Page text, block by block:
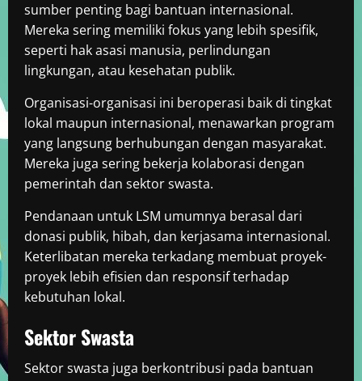
sumber penting bagi bantuan internasional.
Mereka sering memiliki fokus yang lebih spesifik,
seperti hak asasi manusia, perlindungan
lingkungan, atau kesehatan publik.
Organisasi-organisasi ini beroperasi baik di tingkat
lokal maupun internasional, menawarkan program
yang langsung berhubungan dengan masyarakat.
Mereka juga sering bekerja kolaborasi dengan
pemerintah dan sektor swasta.
Pendanaan untuk LSM umumnya berasal dari
donasi publik, hibah, dan kerjasama internasional.
Keterlibatan mereka terkadang membuat proyek-
proyek lebih efisien dan responsif terhadap
kebutuhan lokal.
Sektor Swasta
Sektor swasta juga berkontribusi pada bantuan